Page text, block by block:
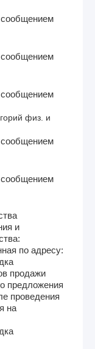
физ. и
и
по адресу:
продажи
предложения
проведения
на